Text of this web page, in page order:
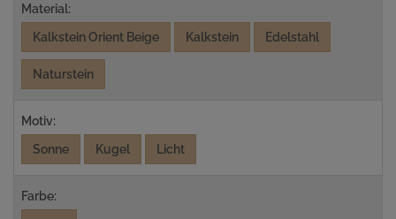
Material:
Kalkstein Orient Beige
Kalkstein Edelstahl
Naturstein
Motiv:
Sonne
Kugel Licht
Farbe: